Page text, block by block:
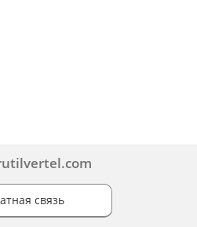
связь